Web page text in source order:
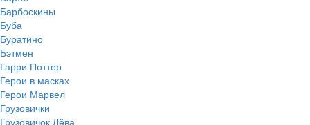
Барбоскины
Буба
Буратино
Бэтмен
Гарри Поттер
Герои в масках
Герои Марвел
Грузовички
Грузовичок Лёва